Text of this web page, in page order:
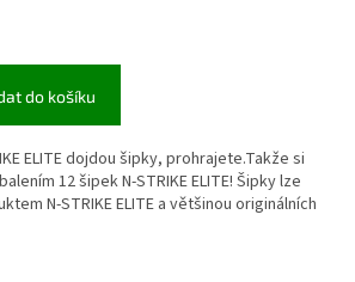
do košíku
ELITE dojdou šipky, prohrajete.Takže si
12 šipek N-STRIKE ELITE! Šipky lze
N-STRIKE ELITE a většinou originálních